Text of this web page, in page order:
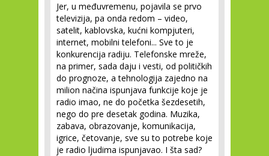
Jer, u međuvremenu, pojavila se prvo
televizija, pa onda redom – video,
satelit, kablovska, kućni kompjuteri,
internet, mobilni telefoni... Sve to je
konkurencija radiju. Telefonske mreže,
na primer, sada daju i vesti, od političkih
do prognoze, a tehnologija zajedno na
milion načina ispunjava funkcije koje je
radio imao, ne do početka šezdesetih,
nego do pre desetak godina. Muzika,
zabava, obrazovanje, komunikacija,
igrice, četovanje, sve su to potrebe koje
je radio ljudima ispunjavao. I šta sad?